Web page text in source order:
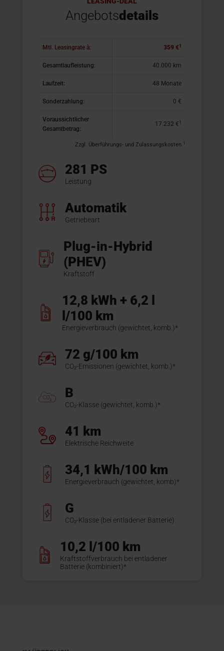
Angebotsdetails
Mtl. Leasingrate à: 359 €1
Gesamtlaufleistung: 40.000 km
Laufzeit: 48 Monate
Sonderzahlung: 0 €
Voraussichtlicher
Gesamtbetrag:
17.232 € 1
Zzgl. Überführungs- und Zulassungskosten. 1
281 PS
Leistung
Automatik
Getriebeart
Plug-in-Hybrid
(PHEV)
Kraftstoff
12,8 kWh + 6,2 l
l/100 km
Energieverbrauch (gewichtet, komb.)*
72 g/100 km
CO₂-Emissionen (gewichtet, komb.)*
B
CO₂-Klasse (gewichtet, komb.)*
41 km
Elektrische Reichweite
34,1 kWh/100 km
Energieverbrauch (gewichtet, komb)*
G
CO₂-Klasse (bei entladener Batterie)
10,2 l/100 km
Kraftstoffverbrauch bei entladener
Batterie (kombiniert)*